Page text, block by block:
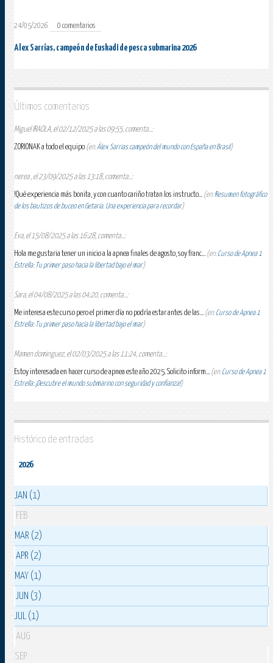
24/05/2026 0 comentarios
Alex Sarrías, campeón de Euskadi de pesca submarina 2026
Últimos comentarios
Miguel IRAOLA, el 02/12/2025 a las 09:55, comenta...:
ZORIONAK a todo el equipo (en:Álex Sarrias campeón del mundo con España en Brasil)
nerea , el 23/09/2025 a las 13:18, comenta...:
!Qué experiencia más bonita, y con cuanto cariño tratan los instructo... (en:Resumen fotográfico
de los bautizos de buceo en Getaria. Una experiencia para recordar)
Eva, el 15/08/2025 a las 16:28, comenta...:
Hola me gustaria tener un inicio a la apnea finales de agosto, soy franc... (en:Curso de Apnea 1
Estrella: Tu primer paso hacia la libertad bajo el mar)
Sara, el 04/08/2025 a las 04:20, comenta...:
Me interesa este curso pero el primer día no podría estar antes de las... (en:Curso de Apnea 1
Estrella: Tu primer paso hacia la libertad bajo el mar)
Mamen dominguez, el 02/03/2025 a las 11:24, comenta...:
Estoy interesada en hacer curso de apnea este año 2025. Solicito inform... (en:Curso de Apnea 1
Estrella: ¡Descubre el mundo submarino con seguridad y confianza!)
Histórico de entradas
2026
JAN (1)
FEB
MAR (2)
APR (2)
MAY (1)
JUN (3)
JUL (1)
AUG
SEP